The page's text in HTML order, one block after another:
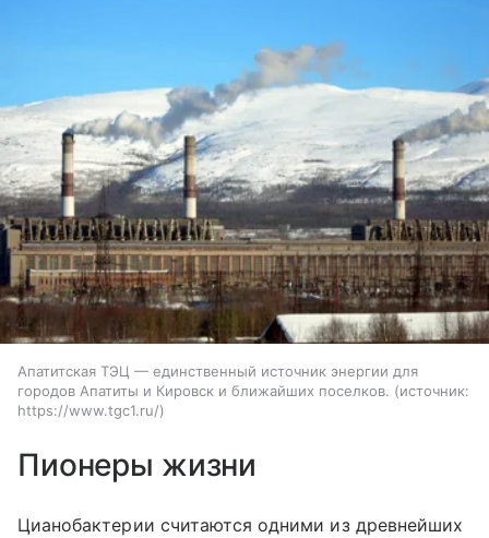
Апатитская ТЭЦ — единственный источник энергии для
городов Апатиты и Кировск и ближайших поселков.
источник:
https://www.tgc1.ru/
Пионеры жизни
Цианобактерии считаются одними из древнейших